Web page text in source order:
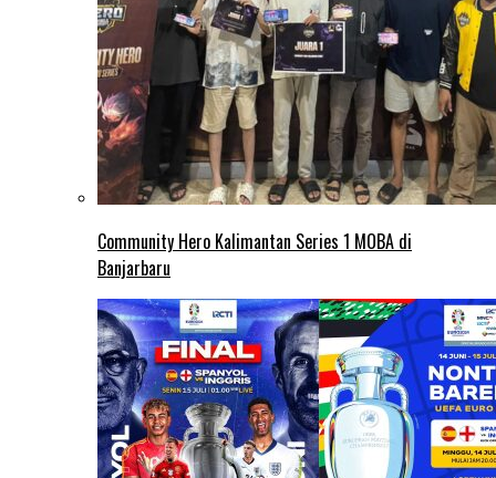
Community Hero Kalimantan Series 1 MOBA di
Banjarbaru